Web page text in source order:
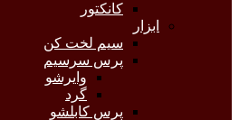
کانکتور
ابزار
سیم لخت کن
پرس سرسیم
وایرشو
گرد
پرس کابلشو